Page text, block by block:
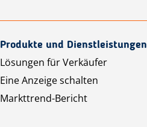
Produkte und Dienstleistungen
Lösungen für Verkäufer
Eine Anzeige schalten
Markttrend-Bericht